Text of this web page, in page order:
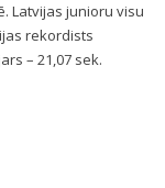
Latvijas junioru visu
rekordists
– 21,07 sek.